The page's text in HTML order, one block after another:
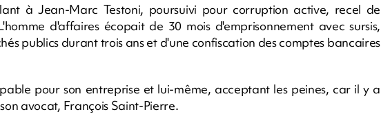
à Jean-Marc Testoni, poursuivi pour corruption active, recel de
d'affaires écopait de 30 mois d'emprisonnement avec sursis,
publics durant trois ans et d'une confiscation des comptes bancaires
pour son entreprise et lui-même, acceptant les peines, car il y a
avocat, François Saint-Pierre.